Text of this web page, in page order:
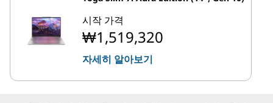
시작 가격
₩1,519,320
자세히 알아보기